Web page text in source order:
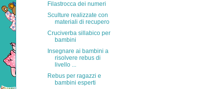
Filastrocca dei numeri
Sculture realizzate con
materiali di recupero
Cruciverba sillabico per
bambini
Insegnare ai bambini a
risolvere rebus di
livello ...
Rebus per ragazzi e
bambini esperti